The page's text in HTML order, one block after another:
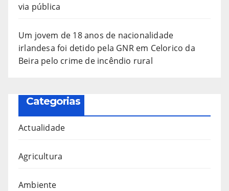
via pública
Um jovem de 18 anos de nacionalidade
irlandesa foi detido pela GNR em Celorico da
Beira pelo crime de incêndio rural
Categorias
Actualidade
Agricultura
Ambiente